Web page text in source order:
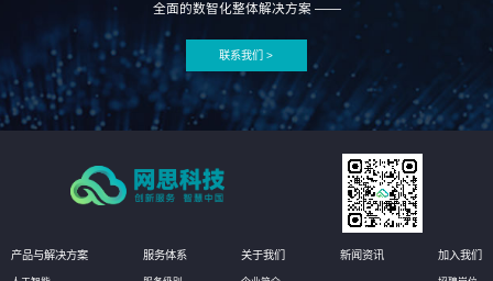
全面的数智化整体解决方案 ——
联系我们 >
产品与解决方案 服务体系 关于我们 新闻资讯 加入我们